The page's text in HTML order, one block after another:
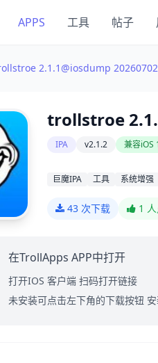
APPS 工具 帖子
2.1.1@iosdump
trollstroe
IPA v2.1.2 兼容iOS
巨魔IPA 工具 系统增强
43 次下载 1
在TrollApps APP中打开
打开IOS 客户端 扫码打开链接
未安装可点击左下角的下载按钮